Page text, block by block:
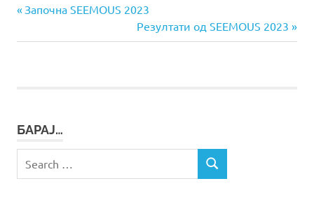
Навигација
на
Previous
Започна SEEMOUS 2023
Next
Post:
Резултати од SEEMOUS 2023
БАРАЈ…
for:
SEARCH